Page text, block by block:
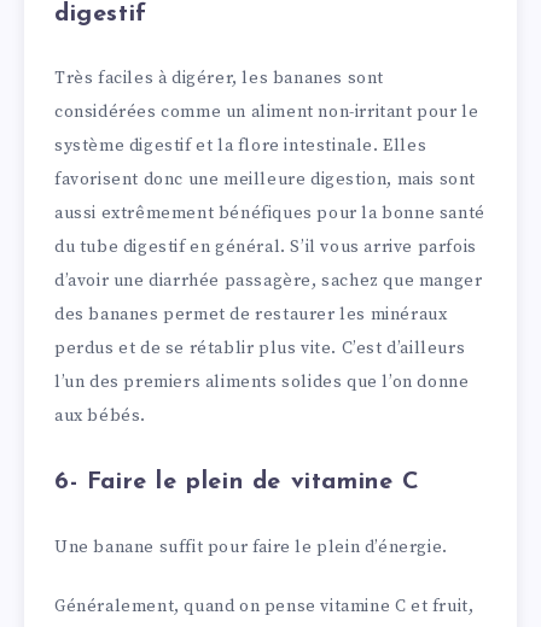
digestif
Très faciles à digérer, les bananes sont
considérées comme un aliment non-irritant pour le
système digestif et la flore intestinale. Elles
favorisent donc une meilleure digestion, mais sont
aussi extrêmement bénéfiques pour la bonne santé
du tube digestif en général. S’il vous arrive parfois
d’avoir une diarrhée passagère, sachez que manger
des bananes permet de restaurer les minéraux
perdus et de se rétablir plus vite. C’est d’ailleurs
l’un des premiers aliments solides que l’on donne
aux bébés.
6- Faire le plein de vitamine C
Une banane suffit pour faire le plein d’énergie.
Généralement, quand on pense vitamine C et fruit,